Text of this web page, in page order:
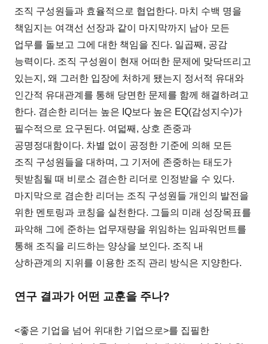
조직 구성원들과 효율적으로 협업한다. 마치 수백 명을
책임지는 여객선 선장과 같이 마지막까지 남아 모든
업무를 돌보고 그에 대한 책임을 진다. 일곱째, 공감
능력이다. 조직 구성원이 현재 어떠한 문제에 맞닥뜨리고
있는지, 왜 그러한 입장에 처하게 됐는지 정서적 유대와
인간적 유대관계를 통해 당면한 문제를 함께 해결하려고
한다. 겸손한 리더는 높은 IQ보다 높은 EQ(감성지수)가
필수적으로 요구된다. 여덟째, 상호 존중과
공명정대함이다. 차별 없이 공정한 기준에 의해 모든
조직 구성원들을 대하며, 그 기저에 존중하는 태도가
뒷받침될 때 비로소 겸손한 리더로 인정받을 수 있다.
마지막으로 겸손한 리더는 조직 구성원들 개인의 발전을
위한 멘토링과 코칭을 실천한다. 그들의 미래 성장목표를
파악해 그에 준하는 업무재량을 위임하는 임파워먼트를
통해 조직을 리드하는 양상을 보인다. 조직 내
상하관계의 지위를 이용한 조직 관리 방식은 지양한다.
연구 결과가 어떤 교훈을 주나?
<좋은 기업을 넘어 위대한 기업으로>를 집필한